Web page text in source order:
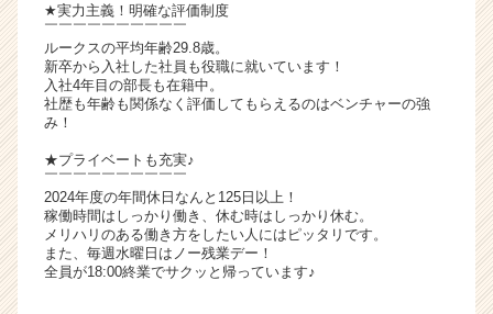
e
r）
★実力主義！明確な評価制度
￣￣￣￣￣￣￣￣￣￣
ルークスの平均年齢29.8歳。
新卒から入社した社員も役職に就いています！
入社4年目の部長も在籍中。
社歴も年齢も関係なく評価してもらえるのはベンチャーの強
み！
★プライベートも充実♪
￣￣￣￣￣￣￣￣￣￣
2024年度の年間休日なんと125日以上！
稼働時間はしっかり働き、休む時はしっかり休む。
メリハリのある働き方をしたい人にはピッタリです。
また、毎週水曜日はノー残業デー！
全員が18:00終業でサクッと帰っています♪